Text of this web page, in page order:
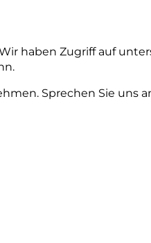
haben Zugriff auf
Sprechen Sie uns